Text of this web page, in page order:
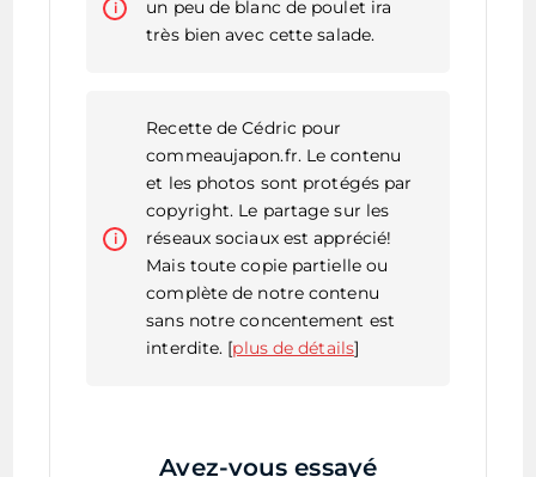
un peu de blanc de poulet ira
très bien avec cette salade.
Recette de Cédric pour
commeaujapon.fr. Le contenu
et les photos sont protégés par
copyright. Le partage sur les
réseaux sociaux est apprécié!
Mais toute copie partielle ou
complète de notre contenu
sans notre concentement est
interdite. [plus de détails]
Avez-vous essayé